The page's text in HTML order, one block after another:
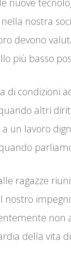
nostra
devono
più basso
di condizioni
altri
un lavoro
ragazze
nostro
non
della vita